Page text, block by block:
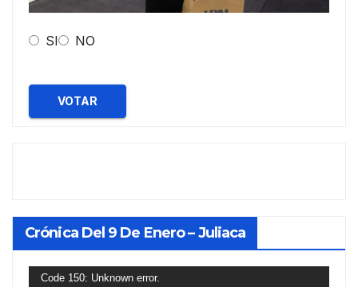
SI NO
VOTAR
Crónica Del 9 De Enero – Juliaca
Reproductor
Code 150: Unknown error.